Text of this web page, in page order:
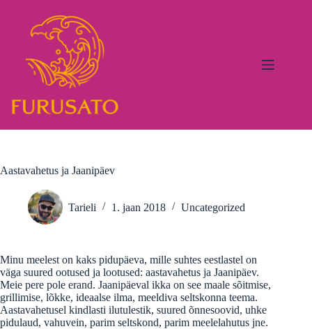
content
Aastavahetus ja Jaanipäev
Tarieli 1. jaan 2018 Uncategorized
Minu meelest on kaks pidupäeva, mille suhtes eestlastel on
väga suured ootused ja lootused: aastavahetus ja Jaanipäev.
Meie pere pole erand. Jaanipäeval ikka on see maale sõitmise,
grillimise, lõkke, ideaalse ilma, meeldiva seltskonna teema.
Aastavahetusel kindlasti ilutulestik, suured õnnesoovid, uhke
pidulaud, vahuvein, parim seltskond, parim meelelahutus jne.